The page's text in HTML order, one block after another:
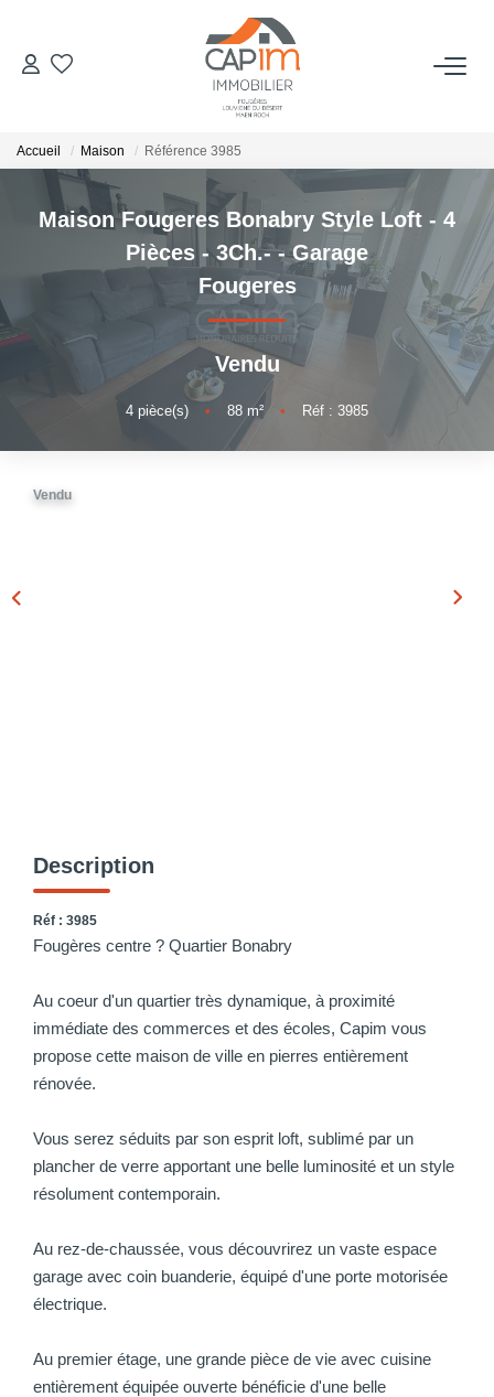
VENTES
ESTIMATION
NOTRE AGENCE
Qui Sommes Nous
Notre Équipe
Nous Rejoindre
Nos Actualités
Accueil Maison Référence 3985
Maison Fougeres Bonabry Style Loft - 4
Pièces - 3Ch.- - Garage
Fougeres
Vendu
4 pièce(s) • 88 m² • Réf : 3985
Vendu
Description
Réf : 3985
Fougères centre ? Quartier Bonabry
Au coeur d'un quartier très dynamique, à proximité
immédiate des commerces et des écoles, Capim vous
propose cette maison de ville en pierres entièrement
rénovée.
Vous serez séduits par son esprit loft, sublimé par un
plancher de verre apportant une belle luminosité et un style
résolument contemporain.
Au rez-de-chaussée, vous découvrirez un vaste espace
garage avec coin buanderie, équipé d'une porte motorisée
électrique.
Au premier étage, une grande pièce de vie avec cuisine
entièrement équipée ouverte bénéficie d'une belle